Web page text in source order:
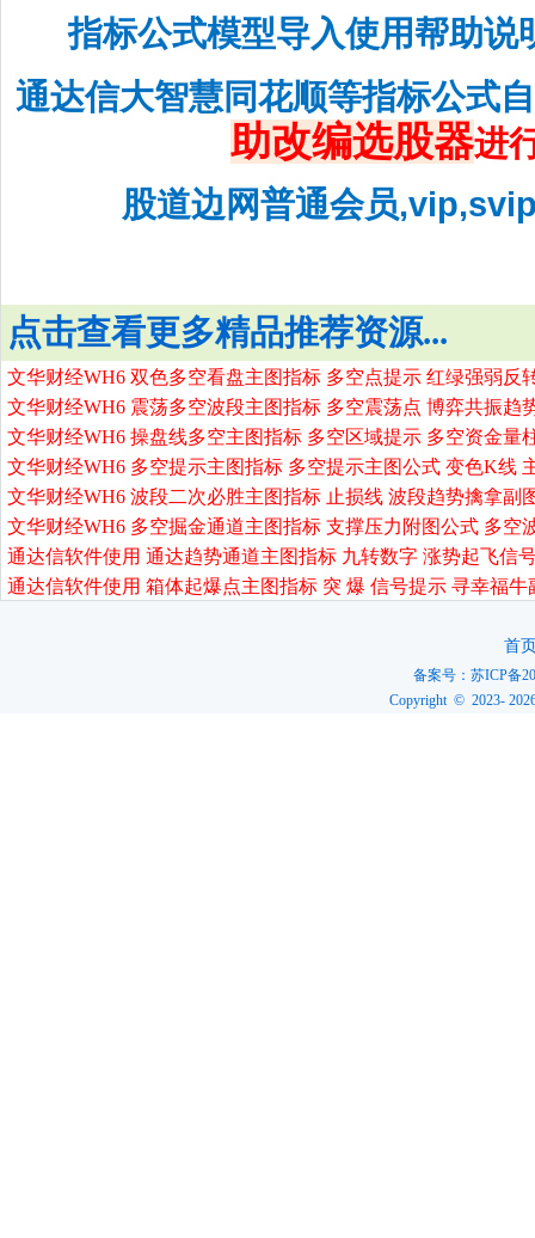
指标公式模型导入使用帮助说
通达信大智慧同花顺等指标公式
助改编选股器进
股道边网普通会员
点击查看更多精品推荐资源...
文华财经WH6 双色多空看盘主图指标 多空点提示 红绿强弱反
文华财经WH6 震荡多空波段主图指标 多空震荡点 博弈共振趋
文华财经WH6 操盘线多空主图指标 多空区域提示 多空资金量
文华财经WH6 多空提示主图指标 多空提示主图公式 变色K线
文华财经WH6 波段二次必胜主图指标 止损线 波段趋势擒拿副
文华财经WH6 多空掘金通道主图指标 支撑压力附图公式 多空
通达信软件使用 通达趋势通道主图指标 九转数字 涨势起飞信
通达信软件使用 箱体起爆点主图指标 突 爆 信号提示 寻幸福
首
备案号：苏ICP备
Copyright © 2023-